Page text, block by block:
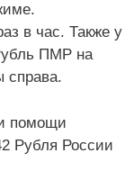
в час. Также у
ПМР на
помощи
Рубля России